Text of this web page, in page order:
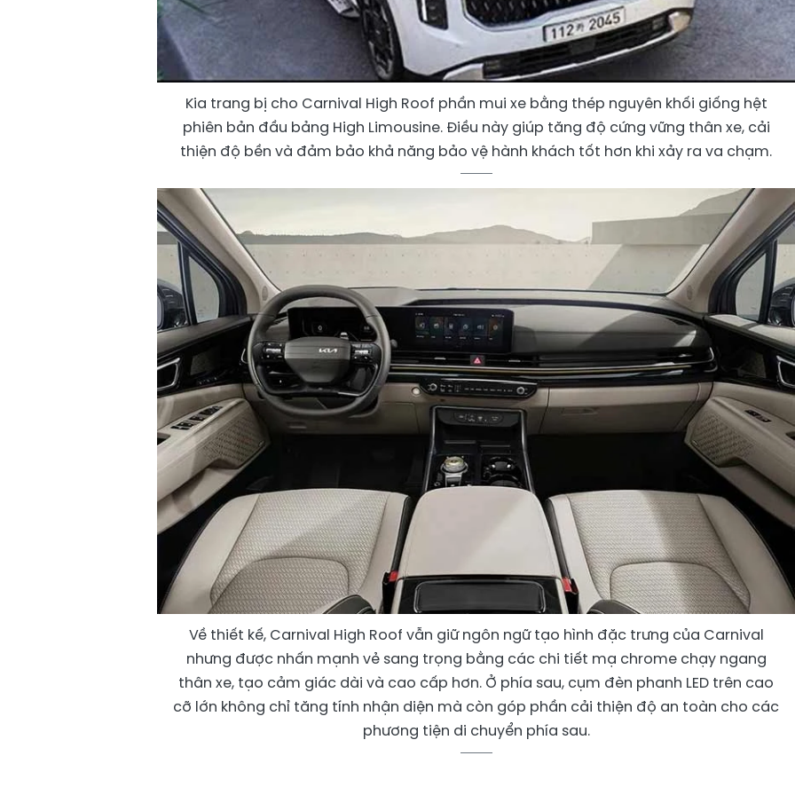
Kia trang bị cho Carnival High Roof phần mui xe bằng thép nguyên khối giống hệt
phiên bản đầu bảng High Limousine. Điều này giúp tăng độ cứng vững thân xe, cải
thiện độ bền và đảm bảo khả năng bảo vệ hành khách tốt hơn khi xảy ra va chạm.
Về thiết kế, Carnival High Roof vẫn giữ ngôn ngữ tạo hình đặc trưng của Carnival
nhưng được nhấn mạnh vẻ sang trọng bằng các chi tiết mạ chrome chạy ngang
thân xe, tạo cảm giác dài và cao cấp hơn. Ở phía sau, cụm đèn phanh LED trên cao
cỡ lớn không chỉ tăng tính nhận diện mà còn góp phần cải thiện độ an toàn cho các
phương tiện di chuyển phía sau.